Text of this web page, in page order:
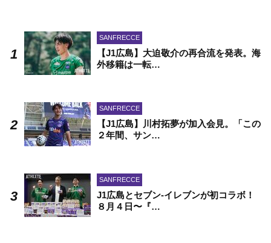
SANFRECCE
【J1広島】大迫敬介の再合流を発表。海
外移籍は一転…
SANFRECCE
【J1広島】川村拓夢が加入会見。「この
２年間、サン…
SANFRECCE
J1広島とセブン-イレブンが初コラボ！
８月４日〜『…